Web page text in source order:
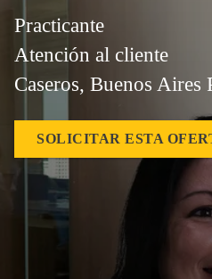
Practicante
Atención al cliente
Caseros, Buenos
SOLICITAR ESTA